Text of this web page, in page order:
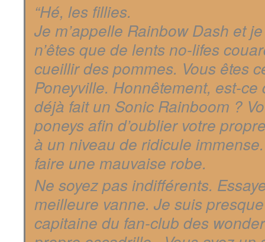
“Hé, les fillies.
Je m’appelle Rainbow Dash et
n’êtes que de lents no-lifes
cueillir des pommes. Vous êtes
Poneyville. Honnêtement, est-ce
déjà fait un Sonic Rainboom ?
poneys afin d’oublier votre
à un niveau de ridicule
faire une mauvaise robe.
Ne soyez pas indifférents.
meilleure vanne. Je suis
capitaine du fan-club des